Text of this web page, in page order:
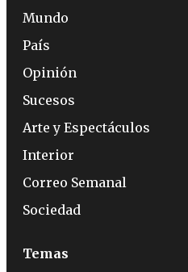
Mundo
País
Opinión
Sucesos
Arte y Espectáculos
Interior
Correo Semanal
Sociedad
Temas